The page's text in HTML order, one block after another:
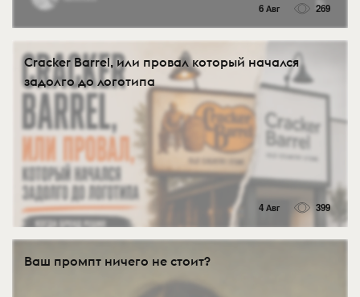
6 Авг 269
Cracker Barrel, или провал который начался
задолго до логотипа
4 Авг 399
Ваш промпт ничего не стоит?